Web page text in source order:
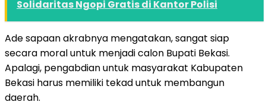
Solidaritas Ngopi Gratis di Kantor Polisi
Ade sapaan akrabnya mengatakan, sangat siap
secara moral untuk menjadi calon Bupati Bekasi.
Apalagi, pengabdian untuk masyarakat Kabupaten
Bekasi harus memiliki tekad untuk membangun
daerah.